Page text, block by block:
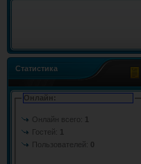
Статистика
Онлайн:
Онлайн всего: 1
Гостей: 1
Пользователей: 0